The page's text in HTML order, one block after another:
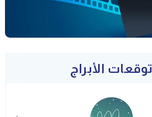
توقعات الأبراج